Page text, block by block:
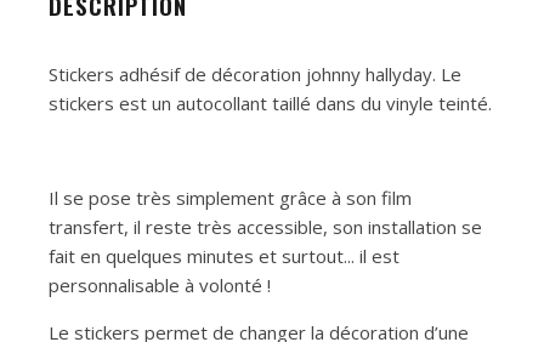
Stickers adhésif de décoration johnny hallyday. Le
stickers est un autocollant taillé dans du vinyle teinté.
Il se pose très simplement grâce à son film
transfert, il reste très accessible, son installation se
fait en quelques minutes et surtout... il est
personnalisable à volonté !
Le stickers permet de changer la décoration d’une